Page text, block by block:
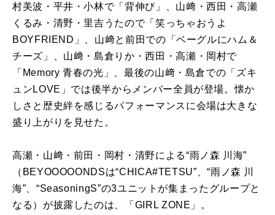
村美波・平井・小林で「背伸び」、山﨑・西田・高瀬
くるみ・清野・里吉うたので「笑っちゃおうよ
BOYFRIEND」、山﨑と前田での「ベーグルにハム＆
チーズ」、山﨑・島倉りか・西田・高瀬・岡村で
「Memory 青春の光」、最後の山﨑・島倉での「ズキ
ュンLOVE」では後半からメンバー全員が登場。懐か
しさと歴史絆を感じるパフォーマンスに会場は大きな
盛り上がりを見せた。
高瀬・山﨑・前田・岡村・清野による“雨ノ森 川海”
（BEYOOOOONDSは“CHICA#TETSU”、“雨ノ森 川
海”、“SeasoningS”の3ユニットが集まったグループと
なる）が披露したのは、「GIRL ZONE」。